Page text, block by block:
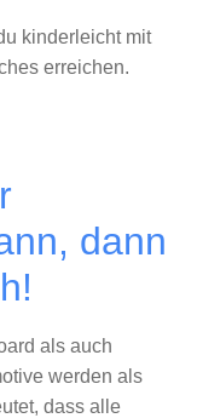
kinderleicht mit
erreichen.
dann
als auch
werden als
dass alle